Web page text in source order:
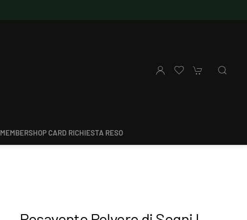
MEMBERSHOP CARD RICHIESTA RESO